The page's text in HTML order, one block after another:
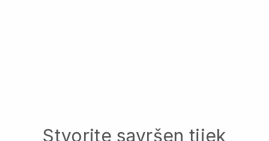
Stvorite savršen tijek